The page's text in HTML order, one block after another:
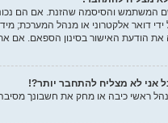
דואר אלקטרוני או מנהל המערכת;
את הודעת האישור בסינון הספאם. אם
אני לא מצליח להתחבר יותר?!
ראשי כיבה או מחק את חשבונך מסיבה